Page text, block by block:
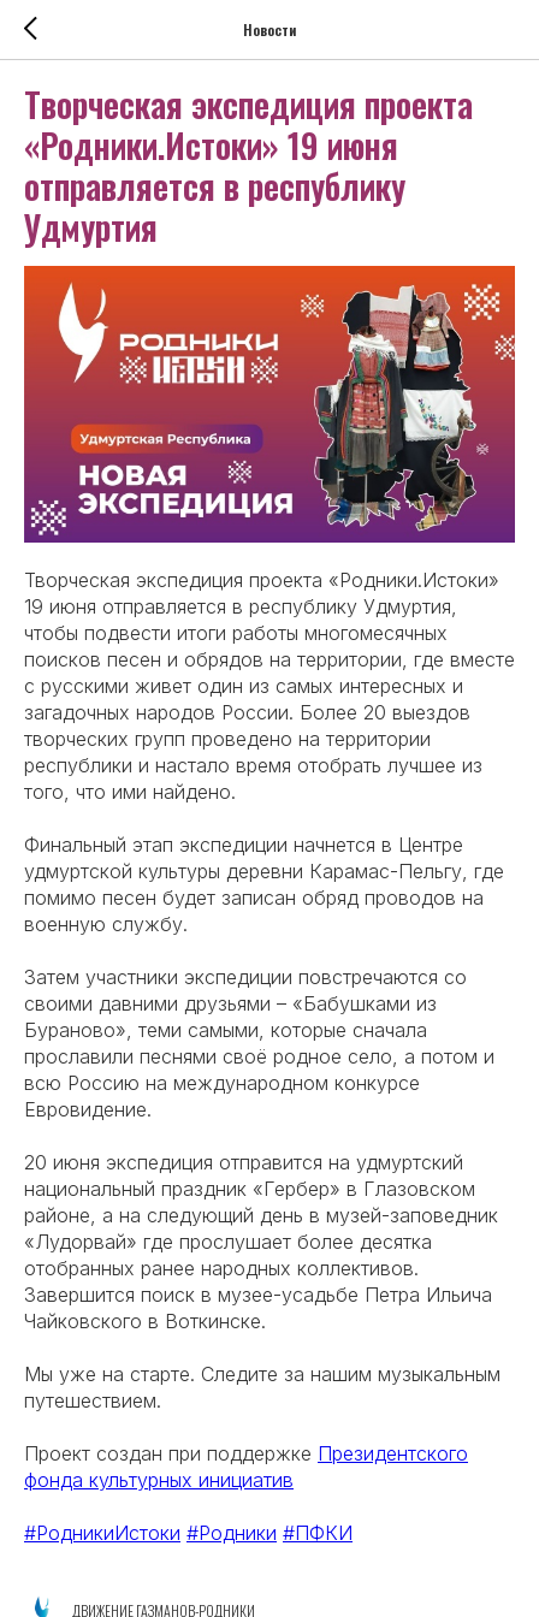
Новости
Творческая экспедиция проекта
«Родники.Истоки» 19 июня
отправляется в республику
Удмуртия
Творческая экспедиция проекта «Родники.Истоки»
19 июня отправляется в республику Удмуртия,
чтобы подвести итоги работы многомесячных
поисков песен и обрядов на территории, где вместе
с русскими живет один из самых интересных и
загадочных народов России. Более 20 выездов
творческих групп проведено на территории
республики и настало время отобрать лучшее из
того, что ими найдено.
Финальный этап экспедиции начнется в Центре
удмуртской культуры деревни Карамас-Пельгу, где
помимо песен будет записан обряд проводов на
военную службу.
Затем участники экспедиции повстречаются со
своими давними друзьями – «Бабушками из
Бураново», теми самыми, которые сначала
прославили песнями своё родное село, а потом и
всю Россию на международном конкурсе
Евровидение.
20 июня экспедиция отправится на удмуртский
национальный праздник «Гербер» в Глазовском
районе, а на следующий день в музей-заповедник
«Лудорвай» где прослушает более десятка
отобранных ранее народных коллективов.
Завершится поиск в музее-усадьбе Петра Ильича
Чайковского в Воткинске.
Мы уже на старте. Следите за нашим музыкальным
путешествием.
Проект создан при поддержке Президентского
фонда культурных инициатив
#РодникиИстоки #Родники #ПФКИ
ДВИЖЕНИЕ ГАЗМАНОВ-РОДНИКИ